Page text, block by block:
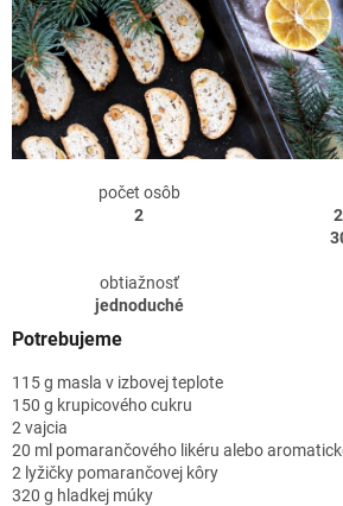
počet osôb
2
obtiažnosť
jednoduché
Potrebujeme
115 g masla v izbovej teplote
150 g krupicového cukru
2 vajcia
20 ml pomarančového likéru alebo
2 lyžičky pomarančovej kôry
320 g hladkej múky